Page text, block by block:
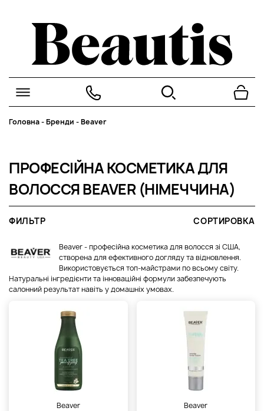
Головна-Бренди -Beaver
ПРОФЕСІЙНА КОСМЕТИКА ДЛЯ
ВОЛОССЯ BEAVER (НІМЕЧЧИНА)
ФИЛЬТР СОРТИРОВКА
Beaver - професійна косметика для волосся зі США,
створена для ефективного догляду та відновлення.
Використовується топ-майстрами по всьому світу.
Натуральні інгредієнти та інноваційні формули забезпечують
салонний результат навіть у домашніх умовах.
Beaver Beaver